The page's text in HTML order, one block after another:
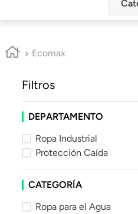
Ecomax
Filtros
DEPARTAMENTO
Ropa Industrial
Protección Caída
CATEGORÍA
Ropa para el Agua
7.
8
9.